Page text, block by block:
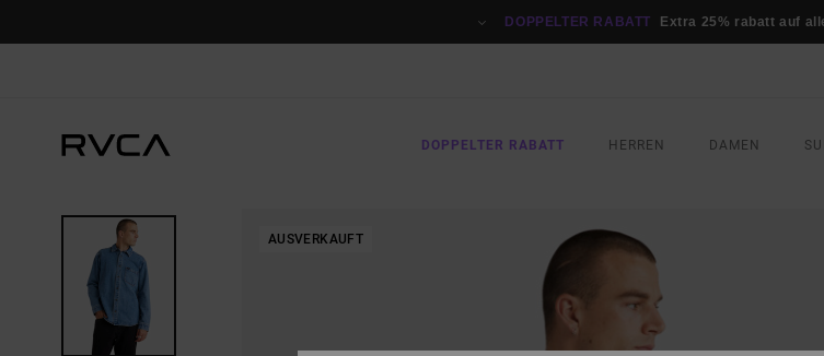
DOPPELTER RABATT Extra 25% rabatt auf
DOPPELTER RABATT HERREN DAMEN
AUSVERKAUFT